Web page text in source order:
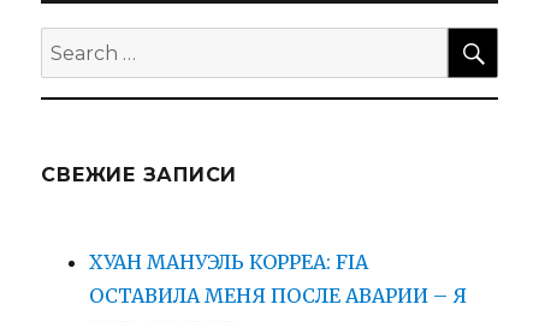
Search
for:
СВЕЖИЕ ЗАПИСИ
ХУАН МАНУЭЛЬ КОРРЕА: FIA
ОСТАВИЛА МЕНЯ ПОСЛЕ АВАРИИ – Я